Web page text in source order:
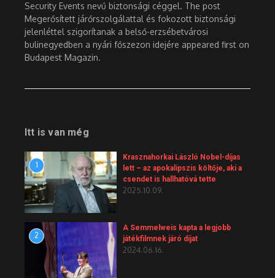
Security Events nevű biztonsági céggel. The post
Megerősített járőrszolgálattal és fokozott biztonsági
jelenléttel szigorítanak a belső-erzsébetvárosi
bulinegyedben a nyári főszezon idejére appeared first on
Budapest Magazin.
Itt is van még
1
Krasznahorkai László Nobel-díjas
lett – az apokalipszis költője, aki a
csendet is hallhatóvá tette
2025.10.09.
2
A Semmelweis kapta a legjobb
játékfilmnek járó díjat
2024.06.16.